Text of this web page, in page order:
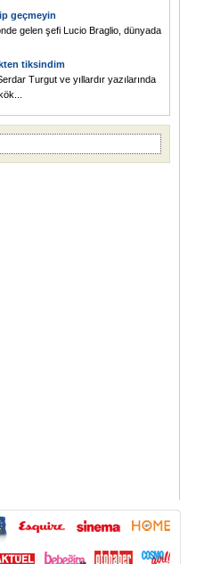
geçmeyin
gelen şefi Lucio Braglio, dünyada
tiksindim
Turgut ve yıllardır yazılarında